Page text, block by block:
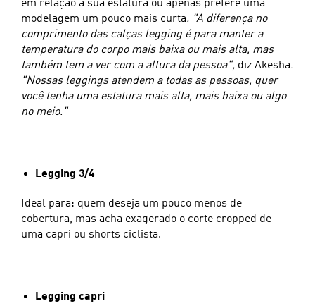
em relação à sua estatura ou apenas prefere uma
modelagem um pouco mais curta. "A diferença no
comprimento das calças legging é para manter a
temperatura do corpo mais baixa ou mais alta, mas
também tem a ver com a altura da pessoa", diz Akesha.
"Nossas leggings atendem a todas as pessoas, quer
você tenha uma estatura mais alta, mais baixa ou algo
no meio."
Legging 3/4
Ideal para: quem deseja um pouco menos de
cobertura, mas acha exagerado o corte cropped de
uma capri ou shorts ciclista.
Legging capri